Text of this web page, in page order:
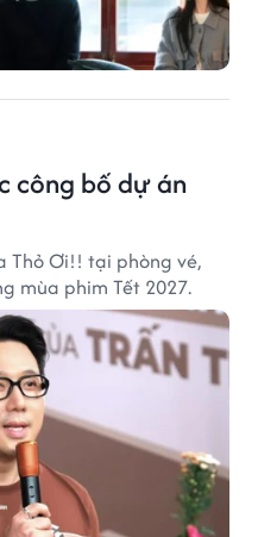
công bố dự án
Thỏ Ơi!! tại phòng vé,
mùa phim Tết 2027.